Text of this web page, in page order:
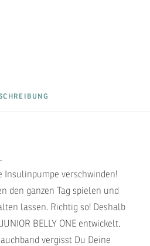
Insulinpumpe verschwinden!
den ganzen Tag spielen und
lassen. Richtig so! Deshalb
BELLY ONE entwickelt.
vergisst Du Deine